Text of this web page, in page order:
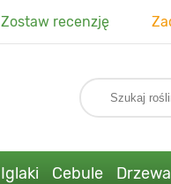
Zostaw recenzję
Iglaki Cebule